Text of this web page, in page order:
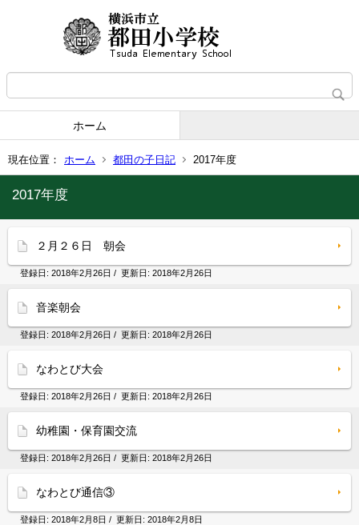
ホーム
現在位置： ホーム 都田の子日記 2017年度
2017年度
２月２６日 朝会
登録日: 2018年2月26日 / 更新日: 2018年2月26日
音楽朝会
登録日: 2018年2月26日 / 更新日: 2018年2月26日
なわとび大会
登録日: 2018年2月26日 / 更新日: 2018年2月26日
幼稚園・保育園交流
登録日: 2018年2月26日 / 更新日: 2018年2月26日
なわとび通信③
登録日: 2018年2月8日 / 更新日: 2018年2月8日